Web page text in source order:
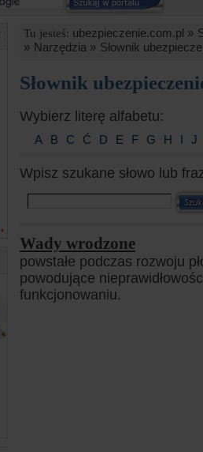
Tu jesteś: ubezpieczenie.com.pl »
» Narzędzia » Słownik
Słownik
Wybierz literę alfabetu:
A B C Ć D E F G H I J
Wpisz szukane słowo lub
Wady wrodzone
powstałe podczas rozwoju
powodujące
funkcjonowaniu.